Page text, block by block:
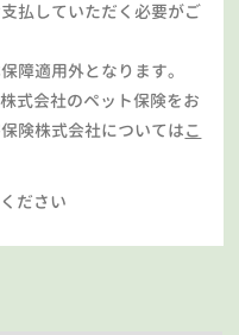
払していただく必要がご
障適用外となります。
式会社のペット保険をお
険株式会社についてはこ
ださい